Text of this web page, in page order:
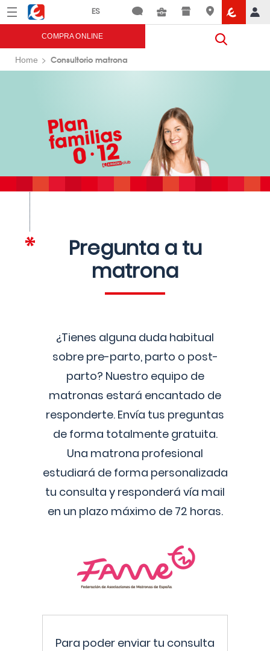
Menú Eroski
COMPRA ONLINE
Home Consultorio matrona
Pregunta a tu
matrona
¿Tienes alguna duda habitual
sobre pre-parto, parto o post-
parto? Nuestro equipo de
matronas estará encantado de
responderte. Envía tus preguntas
de forma totalmente gratuita.
Una matrona profesional
estudiará de forma personalizada
tu consulta y responderá vía mail
en un plazo máximo de 72 horas.
Para poder enviar tu consulta